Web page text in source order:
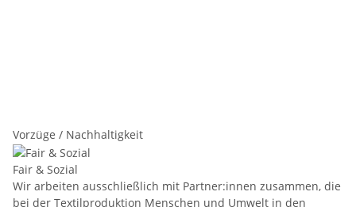
Vorzüge / Nachhaltigkeit
Fair & Sozial
Wir arbeiten ausschließlich mit Partner:innen zusammen, die
bei der Textilproduktion Menschen und Umwelt in den